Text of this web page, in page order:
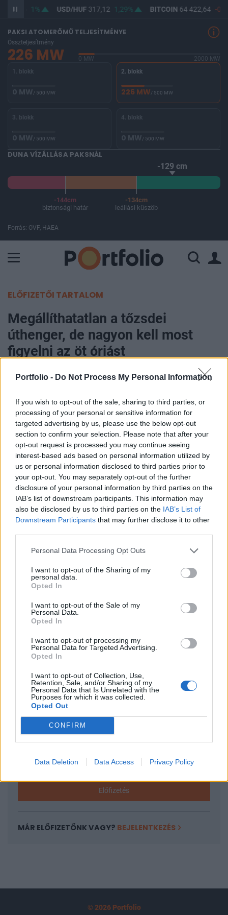
Portfolio - Do Not Process My Personal Information
If you wish to opt-out of the sale, sharing to third parties, or
processing of your personal or sensitive information for
targeted advertising by us, please use the below opt-out
section to confirm your selection. Please note that after your
opt-out request is processed you may continue seeing
interest-based ads based on personal information utilized by
us or personal information disclosed to third parties prior to
your opt-out. You may separately opt-out of the further
disclosure of your personal information by third parties on the
IAB’s list of downstream participants. This information may
also be disclosed by us to third parties on the IAB’s List of
Downstream Participants that may further disclose it to other
Personal Data Processing Opt Outs
I want to opt-out of the Sharing of my
personal data.
Opted In
I want to opt-out of the Sale of my
Personal Data.
Opted In
I want to opt-out of processing my
Personal Data for Targeted Advertising.
Opted In
I want to opt-out of Collection, Use,
Retention, Sale, and/or Sharing of my
Personal Data that Is Unrelated with the
Purposes for which it was collected.
Opted Out
CONFIRM
Data Deletion Data Access Privacy Policy
365,35 1% USD/HUF317,12 1,29% BITCOIN64 422,64 -
PAKSI ATOMERŐMŰ TELJESÍTMÉNYE
Összteljesítmény
226 MW 0 MW
2000 MW
1. blokk
0 MW/ 500 MW
2. blokk
226 MW/ 500 MW
3. blokk
0 MW/ 500 MW
4. blokk
0 MW/ 500 MW
DUNA VÍZÁLLÁSA PAKSNÁL
-129 cm
-144cm
biztonsági határ
-134cm
leállási küszöb
Forrás: OVF, HAEA
ELŐFIZETŐI TARTALOM
Megállíthatatlan a tőzsdei
úthenger, de nagyon kell most
figyelni az öt óriást
Jónap Richárd, Concorde Értékpapír Zrt.
Köszönhetően a rekordszintű lakossági
aktivitásnak az S&P 500 index töretlenül
emelkedik 2021-ben. Ennek egyik jele az 50 napos
mozgóátlag alatti zárások totális hiánya, a másik
pedig az idei 54 alkalom, amikor élete csúcsára
emelkedett a vezető amerikai index. Mindkét
paraméter nagyon hasonlít 1995-re. Van azonban
az idén egy veszélye is a folyamatnak, ami nem
más, mint a hatalmasra nőtt öt vezető technológiai
vállalat kiemelt indexsúlya.
Portfolio Investment Day 2026Október 21-én jön a Portfolio
Investment Day 2026, ahol a piac vezető szakértőivel
keressük a választ a befektetőket leginkább foglalkoztató
következő évek nyertesei, mire számíthatunk a részvény-,
kötvény-, nyersanyag- és kriptopiacokon, és hogyan
KEDVES OLVASÓNK!
A keresett cikk a portfolio.hu hírarchívumához
tartozik, melynek olvasása előfizetéses
regisztrációhoz kötött.
Az előfizetés a következőket tartalmazza:
kötéslistái
Előfizetés
MÁR ELŐFIZETŐNK VAGY? BEJELENTKEZÉS
© 2026 Portfolio